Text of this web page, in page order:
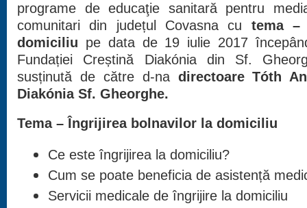
programe de educaţie sanitară pentru
comunitari din județul Covasna cu tema –
domiciliu pe data de 19 iulie 2017
Fundației Creștină Diakónia din Sf.
susținută de către d-na directoare Tóth
Diakónia Sf. Gheorghe.
Tema – Îngrijirea bolnavilor la domiciliu
Ce este îngrijirea la domiciliu?
Cum se poate beneficia de asistență
Servicii medicale de îngrijire la domiciliu